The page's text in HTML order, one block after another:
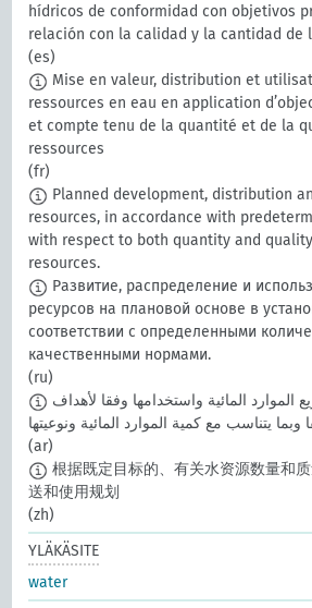
hídricos de conformidad con objetivos
relación con la calidad y la cantidad de
(es)
Mise en valeur, distribution et
ressources en eau en application
et compte tenu de la quantité et de la
ressources
(fr)
Planned development, distribution
resources, in accordance with
with respect to both quantity and
resources.
Развитие, распределение и
ресурсов на плановой основе в
соответствии с определенными
качественными нормами.
(ru)
(ar)
根据既定目标的、有关水资源数量和
送和使用规划
(zh)
YLÄKÄSITE
water